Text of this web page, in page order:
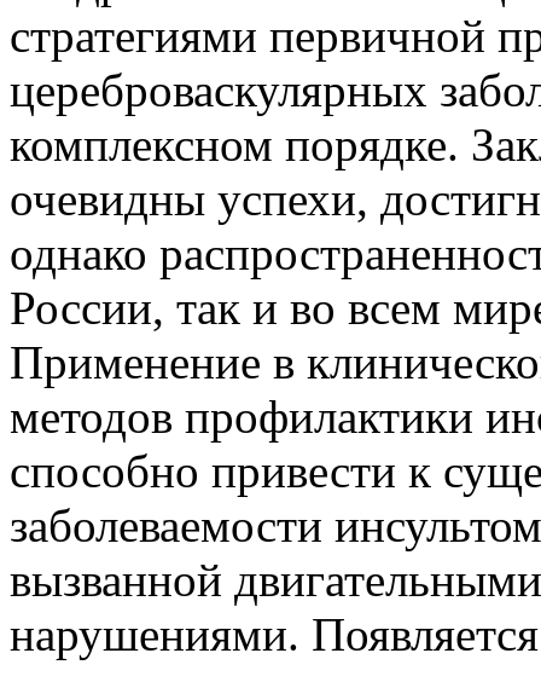
стратегиями первичной
цереброваскулярных
комплексном порядке.
очевидны успехи,
однако
России, так и во всем
Применение в
методов профилактики
способно привести к
заболеваемости
вызванной
нарушениями. Появляется